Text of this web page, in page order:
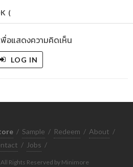
(
พื่อแสดงความคิดเห็น
LOG IN
/ Sample / Redeem / About /
/ Jobs /
Rights Reserved by Minimore